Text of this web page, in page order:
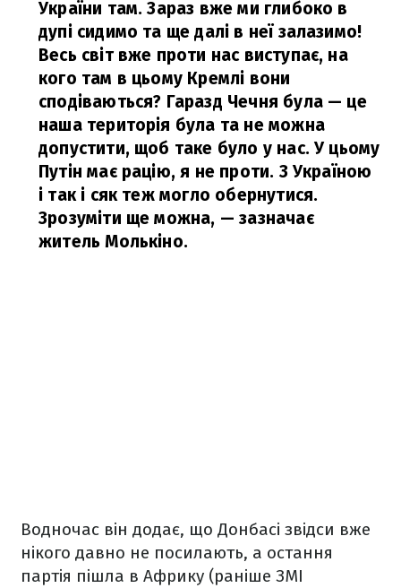
України там. Зараз вже ми глибоко в
дупі сидимо та ще далі в неї залазимо!
Весь світ вже проти нас виступає, на
кого там в цьому Кремлі вони
сподіваються? Гаразд Чечня була — це
наша територія була та не можна
допустити, щоб таке було у нас. У цьому
Путін має рацію, я не проти. З Україною
і так і сяк теж могло обернутися.
Зрозуміти ще можна, — зазначає
житель Молькіно.
Водночас він додає, що Донбасі звідси вже
нікого давно не посилають, а остання
партія пішла в Африку (раніше ЗМІ